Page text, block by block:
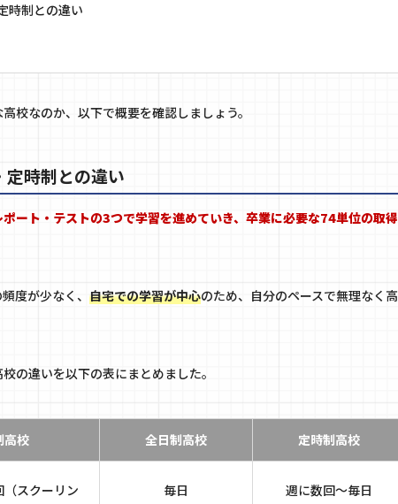
時制との違い
校なのか、以下で概要を確認しましょう。
時制との違い
ート・テストの3つで学習を進めていき、卒業に必要な74単位の取得
度が少なく、 自宅での学習が中心のため、自分のペースで無理なく高
の違いを以下の表にまとめました。
高校 全日制高校 定時制高校
スクーリン
毎日 週に数回～毎日